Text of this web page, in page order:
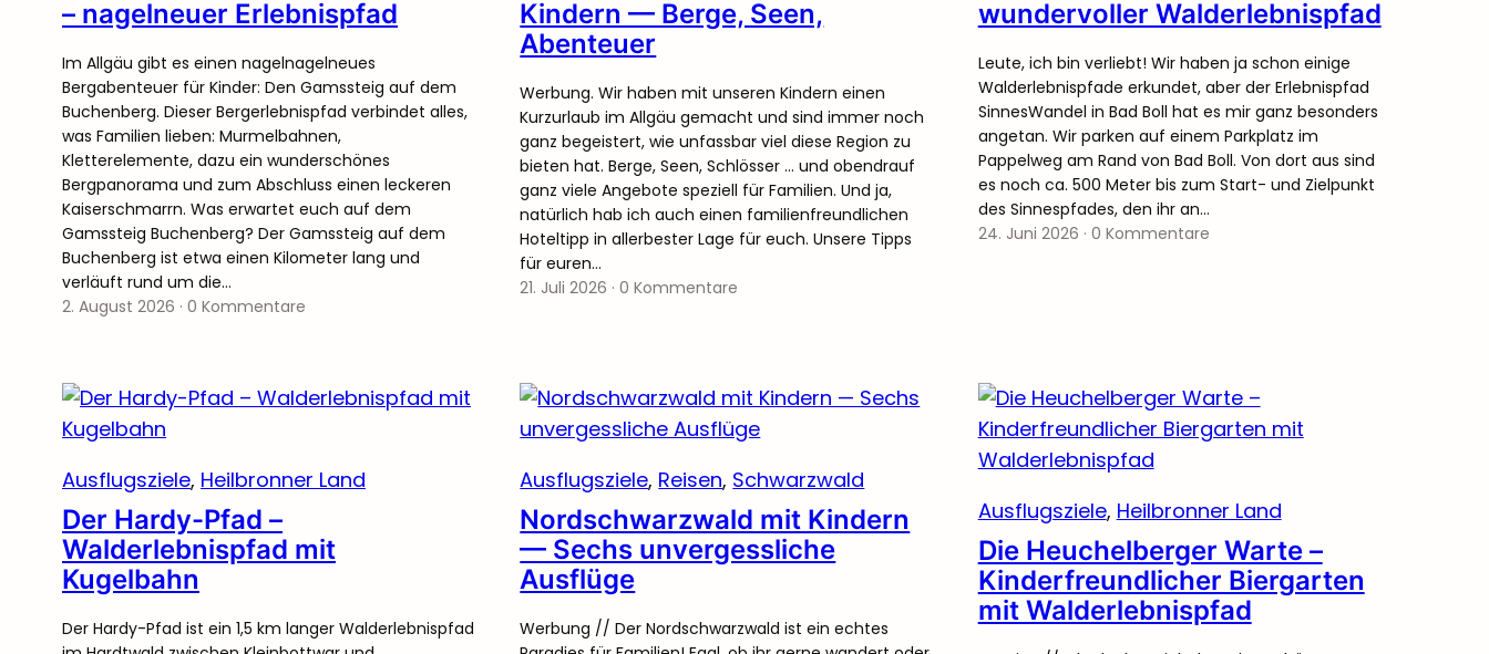
– nagelneuer Erlebnispfad
Im Allgäu gibt es einen nagelnagelneues
Bergabenteuer für Kinder: Den Gamssteig auf dem
Buchenberg. Dieser Bergerlebnispfad verbindet alles,
was Familien lieben: Murmelbahnen,
Kletterelemente, dazu ein wunderschönes
Bergpanorama und zum Abschluss einen leckeren
Kaiserschmarrn. Was erwartet euch auf dem
Gamssteig Buchenberg? Der Gamssteig auf dem
Buchenberg ist etwa einen Kilometer lang und
verläuft rund um die…
2. August 2026 · 0 Kommentare
Kindern — Berge, Seen,
Abenteuer
Werbung. Wir haben mit unseren Kindern einen
Kurzurlaub im Allgäu gemacht und sind immer noch
ganz begeistert, wie unfassbar viel diese Region zu
bieten hat. Berge, Seen, Schlösser … und obendrauf
ganz viele Angebote speziell für Familien. Und ja,
natürlich hab ich auch einen familienfreundlichen
Hoteltipp in allerbester Lage für euch. Unsere Tipps
für euren…
21. Juli 2026 ·0 Kommentare
wundervoller Walderlebnispfad
Leute, ich bin verliebt! Wir haben ja schon einige
Walderlebnispfade erkundet, aber der Erlebnispfad
SinnesWandel in Bad Boll hat es mir ganz besonders
angetan. Wir parken auf einem Parkplatz im
Pappelweg am Rand von Bad Boll. Von dort aus sind
es noch ca. 500 Meter bis zum Start- und Zielpunkt
des Sinnespfades, den ihr an…
24. Juni 2026 · 0 Kommentare
Ausflugsziele, Heilbronner Land
Der Hardy-Pfad –
Walderlebnispfad mit
Kugelbahn
Der Hardy-Pfad ist ein 1,5 km langer Walderlebnispfad
Ausflugsziele, Reisen, Schwarzwald
Nordschwarzwald mit Kindern
— Sechs unvergessliche
Ausflüge
Werbung // Der Nordschwarzwald ist ein echtes
Ausflugsziele, Heilbronner Land
Die Heuchelberger Warte –
Kinderfreundlicher Biergarten
mit Walderlebnispfad